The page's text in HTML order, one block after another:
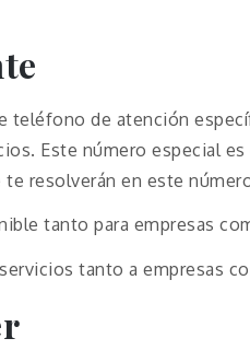
teléfono de atención
Este número especial
resolverán en este
tanto para empresas
tanto a empresas